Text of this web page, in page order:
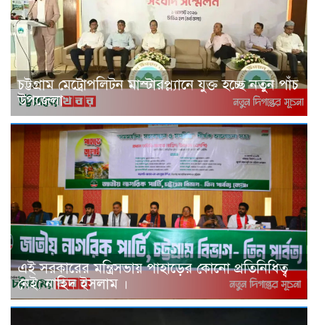
চট্টগ্রাম মেট্রোপলিটন মাস্টারপ্ল্যানে যুক্ত হচ্ছে নতুন পাঁচ
উপজেলা
এই সরকারের মন্ত্রিসভায় পাহাড়ের কোনো প্রতিনিধিত্ব
নেই: নাহিদ ইসলাম ।